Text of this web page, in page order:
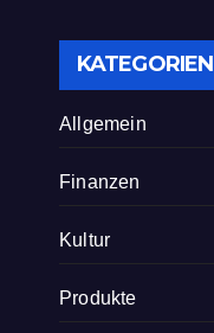
KATEGORIEN
Allgemein
Finanzen
Kultur
Produkte